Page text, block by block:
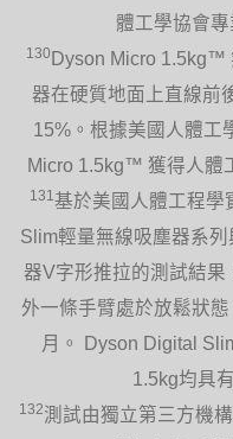
體工學協會
130 Dyson Micro 1.5kg™
器在硬質地面上直線前
15%。根據美國人體工
Micro 1.5kg™ 獲得人體
131 基於美國人體工程學
Slim輕量無線吸塵器系
器V字形推拉的測試結果
外一條手臂處於放鬆狀
月。 Dyson Digital
1.5kg均具
132測試由獨立第三方機